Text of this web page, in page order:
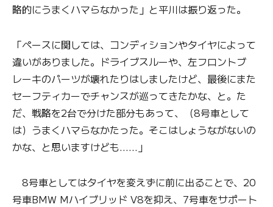
略的にうまくハマらなかった」と平川は振り返った。
「ペースに関しては、コンディションやタイヤによって
違いがありました。ドライブスルーや、左フロントブ
レーキのパーツが壊れたりはしましたけど、最後にまた
セーフティカーでチャンスが巡ってきたかな、と。た
だ、戦略を2台で分けた部分もあって、（8号車として
は）うまくハマらなかたった。そこはしょうながないの
かな、と思いますけども……」
8号車としてはタイヤを変えずに前に出ることで、20
号車BMW Mハイブリッド V8を抑え、7号車をサポート